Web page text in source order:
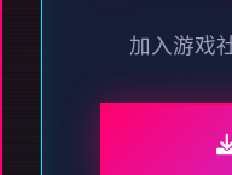
加入游戏